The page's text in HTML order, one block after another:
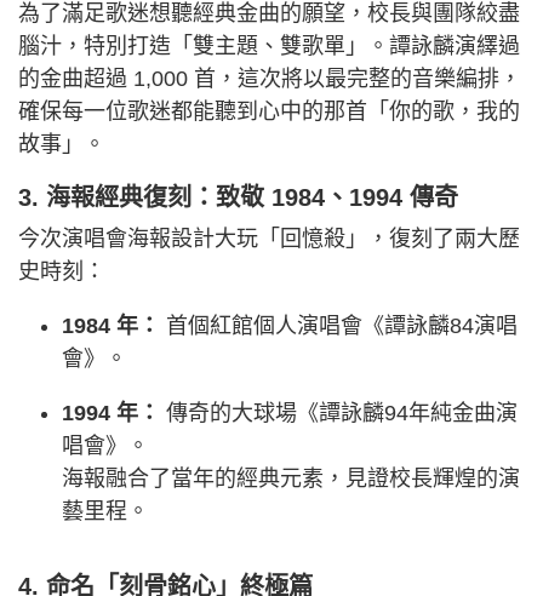
為了滿足歌迷想聽經典金曲的願望，校長與團隊絞盡
腦汁，特別打造「雙主題、雙歌單」。譚詠麟演繹過
的金曲超過 1,000 首，這次將以最完整的音樂編排，
確保每一位歌迷都能聽到心中的那首「你的歌，我的
故事」。
3. 海報經典復刻：致敬 1984、1994 傳奇
今次演唱會海報設計大玩「回憶殺」，復刻了兩大歷
史時刻：
1984 年：
首個紅館個人演唱會《譚詠麟84演唱
會》。
1994 年： 傳奇的大球場《譚詠麟94年純金曲演
唱會》。
海報融合了當年的經典元素，見證校長輝煌的演
藝里程。
4. 命名「刻骨銘心」終極篇